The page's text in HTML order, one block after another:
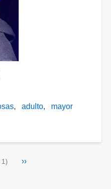
adulto mayor
1)
Siguiente
››